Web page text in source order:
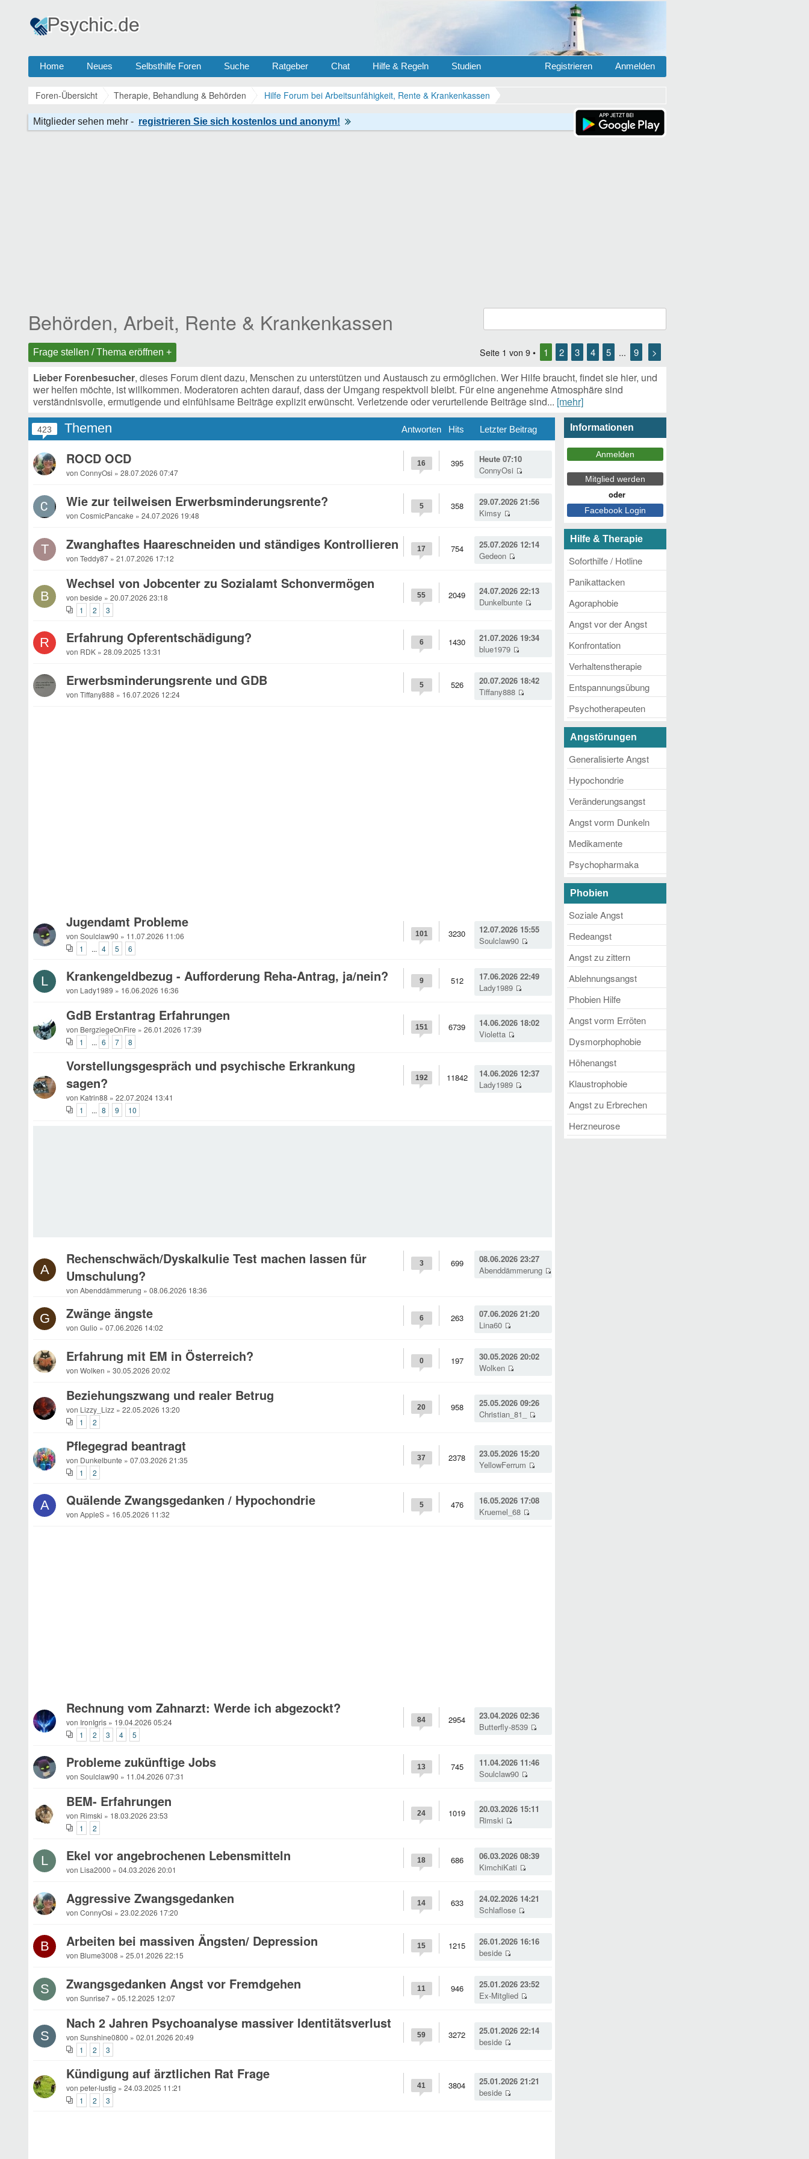
Home Neues Selbsthilfe Foren Suche Ratgeber Chat Hilfe & Regeln Studien Anmelden
Registrieren
Foren-Übersicht Therapie, Behandlung & Behörden Hilfe Forum bei Arbeitsunfähigkeit, Rente & Krankenkassen
Behörden, Arbeit, Rente & Krankenkassen
Frage stellen / Thema eröffnen + Seite 1 von 9 • 1 2 3 4 5 ... 9 >
Lieber Forenbesucher, dieses Forum dient dazu, Menschen zu unterstützen und Austausch zu ermöglichen. Wer Hilfe braucht, findet sie hier, und
wer helfen möchte, ist willkommen. Moderatoren achten darauf, dass der Umgang respektvoll bleibt. Für eine angenehme Atmosphäre sind
verständnisvolle, ermutigende und einfühlsame Beiträge explizit erwünscht. Verletzende oder verurteilende Beiträge sind... [mehr]
423 Themen Hits
Antworten Letzter Beitrag
ROCD OCD
von ConnyOsi » 28.07.2026 07:47
Heute 07:10
ConnyOsi
395
16
Wie zur teilweisen Erwerbsminderungsrente?
von CosmicPancake » 24.07.2026 19:48
29.07.2026 21:56
Kimsy
358
5
T Zwanghaftes Haareschneiden und ständiges Kontrollieren
von Teddy87 » 21.07.2026 17:12
25.07.2026 12:14
Gedeon
754
17
B
Wechsel von Jobcenter zu Sozialamt Schonvermögen
von beside » 20.07.2026 23:18
1
2 3
24.07.2026 22:13
Dunkelbunte
2049
55
R Erfahrung Opferentschädigung?
von RDK » 28.09.2025 13:31
21.07.2026 19:34
blue1979
1430
6
Erwerbsminderungsrente und GDB
von Tiffany888 » 16.07.2026 12:24
20.07.2026 18:42
Tiffany888
526
5
Jugendamt Probleme
von Soulclaw90 » 11.07.2026 11:06
1
... 4 5 6
12.07.2026 15:55
Soulclaw90
3230
101
L Krankengeldbezug - Aufforderung Reha-Antrag, ja/nein?
von Lady1989 » 16.06.2026 16:36
17.06.2026 22:49
Lady1989
512
9
GdB Erstantrag Erfahrungen
von BergziegeOnFire » 26.01.2026 17:39
1
... 6 7 8
14.06.2026 18:02
Violetta
6739
151
Vorstellungsgespräch und psychische Erkrankung
sagen?
von Katrin88 » 22.07.2024 13:41
1
... 8 9 10
14.06.2026 12:37
Lady1989
11842
192
A
Rechenschwäch/Dyskalkulie Test machen lassen für
Umschulung?
von Abenddämmerung » 08.06.2026 18:36
08.06.2026 23:27
Abenddämmerung
699
3
G Zwänge ängste
von Gulio » 07.06.2026 14:02
07.06.2026 21:20
Lina60
263
6
Erfahrung mit EM in Österreich?
von Wolken » 30.05.2026 20:02
30.05.2026 20:02
Wolken
197
0
Beziehungszwang und realer Betrug
von Lizzy_Lizz » 22.05.2026 13:20
1
2
25.05.2026 09:26
Christian_81_
958
20
Pflegegrad beantragt
von Dunkelbunte » 07.03.2026 21:35
1
2
23.05.2026 15:20
YellowFerrum
2378
37
A Quälende Zwangsgedanken / Hypochondrie
von AppleS » 16.05.2026 11:32
16.05.2026 17:08
Kruemel_68
476
5
Rechnung vom Zahnarzt: Werde ich abgezockt?
von IronIgris » 19.04.2026 05:24
1
2 3 4 5
23.04.2026 02:36
Butterfly-8539
2954
84
Probleme zukünftige Jobs
von Soulclaw90 » 11.04.2026 07:31
11.04.2026 11:46
Soulclaw90
745
13
BEM- Erfahrungen
von Rimski » 18.03.2026 23:53
1
2
20.03.2026 15:11
Rimski
1019
24
L Ekel vor angebrochenen Lebensmitteln
von Lisa2000 » 04.03.2026 20:01
06.03.2026 08:39
KimchiKati
686
18
Aggressive Zwangsgedanken
von ConnyOsi » 23.02.2026 17:20
24.02.2026 14:21
Schlaflose
633
14
B Arbeiten bei massiven Ängsten/ Depression
von Blume3008 » 25.01.2026 22:15
26.01.2026 16:16
beside
1215
15
S Zwangsgedanken Angst vor Fremdgehen
von Sunrise7 » 05.12.2025 12:07
25.01.2026 23:52
Ex-Mitglied
946
11
S
Nach 2 Jahren Psychoanalyse massiver Identitätsverlust
von Sunshine0800 » 02.01.2026 20:49
1
2 3
25.01.2026 22:14
beside
3272
59
Kündigung auf ärztlichen Rat Frage
von peter-lustig » 24.03.2025 11:21
1
2 3
25.01.2026 21:21
beside
3804
41
Informationen
Hilfe & Therapie
Soforthilfe / Hotline
Panikattacken
Agoraphobie
Angst vor der Angst
Konfrontation
Verhaltenstherapie
Entspannungsübung
Psychotherapeuten
Angstörungen
Generalisierte Angst
Hypochondrie
Veränderungsangst
Angst vorm Dunkeln
Medikamente
Psychopharmaka
Phobien
Soziale Angst
Redeangst
Angst zu zittern
Ablehnungsangst
Phobien Hilfe
Angst vorm Erröten
Dysmorphophobie
Höhenangst
Klaustrophobie
Angst zu Erbrechen
Herzneurose